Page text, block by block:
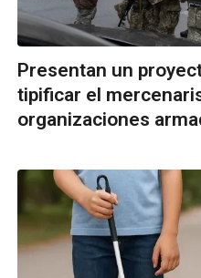
Presentan un
tipificar el
organizaciones